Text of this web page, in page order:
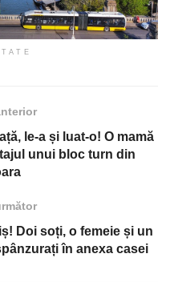
le-a și luat-o! O mamă
unui bloc turn din
Doi soți, o femeie și un
în anexa casei